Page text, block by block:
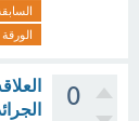
الورقة
0